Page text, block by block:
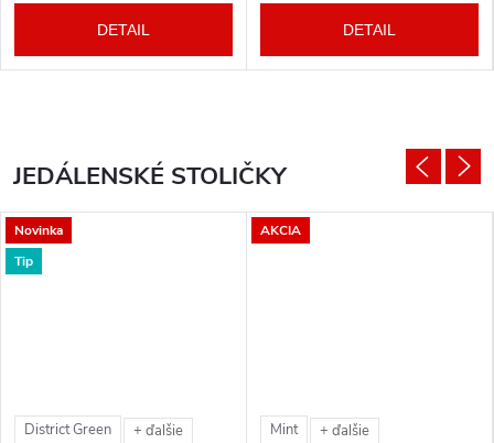
DETAIL DETAIL
JEDÁLENSKÉ STOLIČKY
Novinka
Tip
District Green + ďalšie
AKCIA
Mint + ďalšie